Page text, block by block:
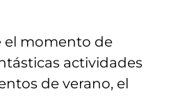
el momento de
actividades
de verano, el